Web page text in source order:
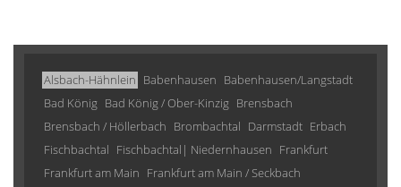
Alsbach-Hähnlein Babenhausen Babenhausen/Langstadt
Bad König Bad König / Ober-Kinzig Brensbach
Brensbach / Höllerbach Brombachtal Darmstadt Erbach
Fischbachtal Fischbachtal| Niedernhausen Frankfurt
Frankfurt am Main Frankfurt am Main / Seckbach